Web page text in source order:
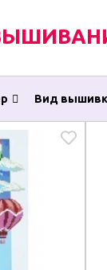
Вид